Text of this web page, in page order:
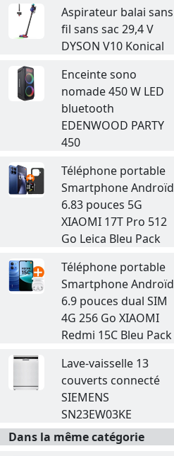
Aspirateur balai sans
fil sans sac 29,4 V
DYSON V10 Konical
Enceinte sono
nomade 450 W LED
bluetooth
EDENWOOD PARTY
450
Téléphone portable
Smartphone Androïd
6.83 pouces 5G
XIAOMI 17T Pro 512
Go Leica Bleu Pack
Téléphone portable
Smartphone Androïd
6.9 pouces dual SIM
4G 256 Go XIAOMI
Redmi 15C Bleu Pack
Lave-vaisselle 13
couverts connecté
SIEMENS
SN23EW03KE
Dans la même catégorie